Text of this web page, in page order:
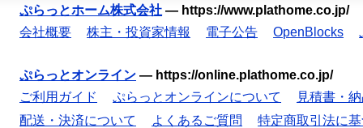
ぷらっとホーム株式会社 — https://www.plathome.co.jp/
会社概要
株主・投資家情報 電子公告 OpenBlocks
ぷらっとオンライン — https://online.plathome.co.jp/
ご利用ガイド
ぷらっとオンラインについて
見積書・
配送・決済について
よくあるご質問
特定商取引法に